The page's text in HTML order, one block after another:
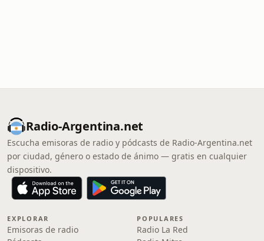
Radio-Argentina.net
Escucha emisoras de radio y pódcasts de Radio-Argentina.net
por ciudad, género o estado de ánimo — gratis en cualquier
dispositivo.
EXPLORAR
Emisoras de radio
POPULARES
Radio La Red